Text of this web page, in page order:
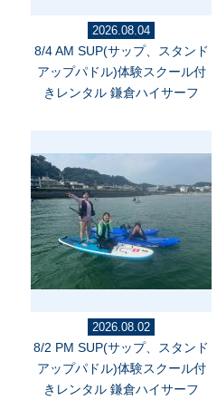
2026.08.04
8/4 AM SUP(サップ、スタンド
アップパドル)体験スクール付
きレンタル 鎌倉ハイサーフ
2026.08.02
8/2 PM SUP(サップ、スタンド
アップパドル)体験スクール付
きレンタル 鎌倉ハイサーフ